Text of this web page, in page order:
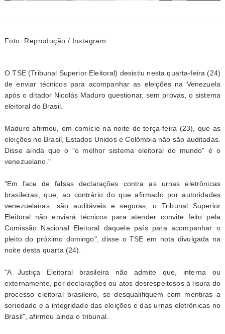
Foto: Reprodução / Instagram
O TSE (Tribunal Superior Eleitoral) desistiu nesta quarta-feira (24)
de enviar técnicos para acompanhar as eleições na Venezuela
após o ditador Nicolás Maduro questionar, sem provas, o sistema
eleitoral do Brasil.
Maduro afirmou, em comício na noite de terça-feira (23), que as
eleições no Brasil, Estados Unidos e Colômbia não são auditadas.
Disse ainda que o "o melhor sistema eleitoral do mundo" é o
venezuelano."
"Em face de falsas declarações contra as urnas eletrônicas
brasileiras, que, ao contrário do que afirmado por autoridades
venezuelanas, são auditáveis e seguras, o Tribunal Superior
Eleitoral não enviará técnicos para atender convite feito pela
Comissão Nacional Eleitoral daquele país para acompanhar o
pleito do próximo domingo", disse o TSE em nota divulgada na
noite desta quarta (24).
"A Justiça Eleitoral brasileira não admite que, interna ou
externamente, por declarações ou atos desrespeitosos à lisura do
processo eleitoral brasileiro, se desqualifiquem com mentiras a
seriedade e a integridade das eleições e das urnas eletrônicas no
Brasil", afirmou ainda o tribunal.